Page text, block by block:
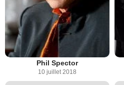
Phil Spector
10 juillet 2018